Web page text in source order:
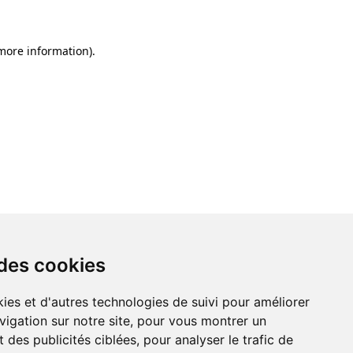
cookies
et d'autres technologies de suivi pour améliorer
sur notre site, pour vous montrer un
des publicités ciblées, pour analyser le trafic de
information).